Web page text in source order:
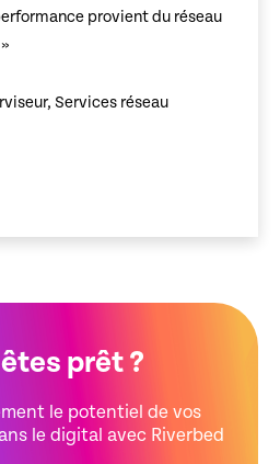
provient du réseau
Services réseau
prêt ?
le potentiel de vos
le digital avec Riverbed